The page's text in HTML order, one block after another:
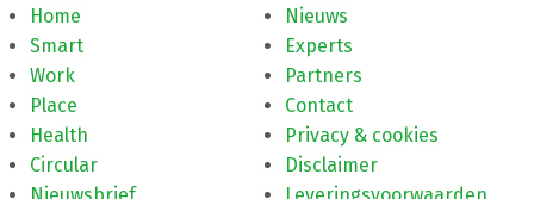
Home
Smart
Work
Place
Health
Circular
Nieuws
Experts
Partners
Contact
Privacy & cookies
Disclaimer